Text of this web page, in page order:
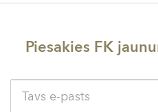
Piesakies FK